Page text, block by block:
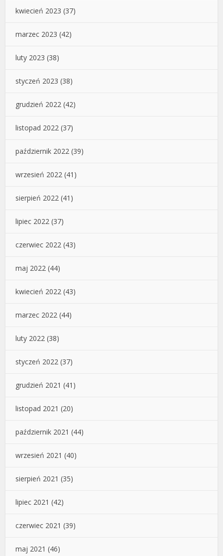
kwiecień 2023 (37)
marzec 2023 (42)
luty 2023 (38)
styczeń 2023 (38)
grudzień 2022 (42)
listopad 2022 (37)
październik 2022 (39)
wrzesień 2022 (41)
sierpień 2022 (41)
lipiec 2022 (37)
czerwiec 2022 (43)
maj 2022 (44)
kwiecień 2022 (43)
marzec 2022 (44)
luty 2022 (38)
styczeń 2022 (37)
grudzień 2021 (41)
listopad 2021 (20)
październik 2021 (44)
wrzesień 2021 (40)
sierpień 2021 (35)
lipiec 2021 (42)
czerwiec 2021 (39)
maj 2021 (46)